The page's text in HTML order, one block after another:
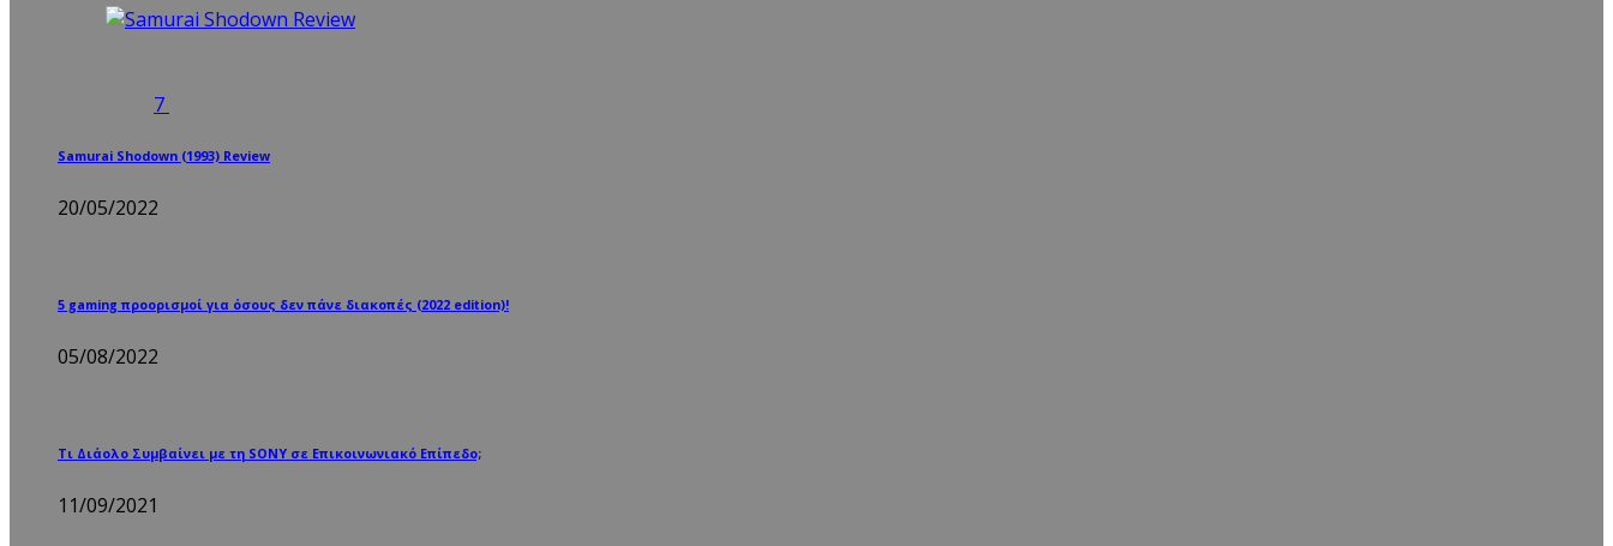
7
Samurai Shodown (1993) Review
20/05/2022
5 gaming προορισμοί για όσους δεν πάνε διακοπές (2022 edition)!
05/08/2022
Τι Διάολο Συμβαίνει με τη SONY σε Επικοινωνιακό Επίπεδο;
11/09/2021